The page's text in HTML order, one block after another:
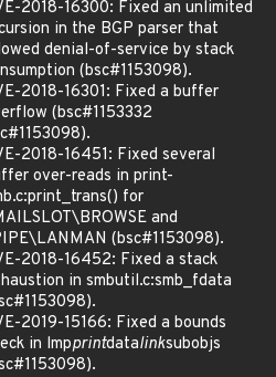
2018-16300: Fixed an unlimited
in the BGP parser that
denial-of-service by stack
(bsc#1153098).
2018-16301: Fixed a buffer
(bsc#1153332
2018-16451: Fixed several
over-reads in print-
for
and
(bsc#1153098).
2018-16452: Fixed a stack
in smbutil.c:smb_fdata
2019-15166: Fixed a bounds
in lmpprintdatalinksubobjs